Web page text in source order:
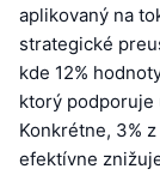
aplikovaný na
strategické
kde 12%
ktorý podporuje
Konkrétne, 3%
efektívne